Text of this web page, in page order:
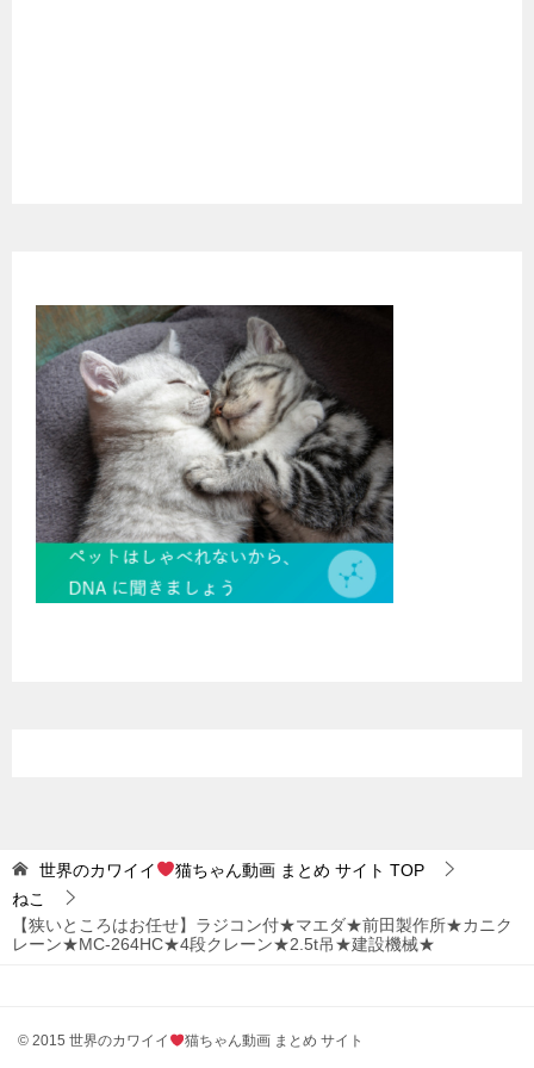
世界のカワイイ 猫ちゃん動画 まとめ サイト TOP
ねこ
【狭いところはお任せ】ラジコン付★マエダ★前田製作所★カニク
レーン★MC-264HC★4段クレーン★2.5t吊★建設機械★
© 2015 世界のカワイイ 猫ちゃん動画 まとめ サイト